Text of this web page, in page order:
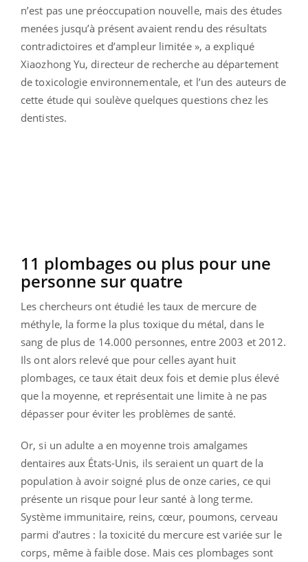
n’est pas une préoccupation nouvelle, mais des études
menées jusqu’à présent avaient rendu des résultats
contradictoires et d’ampleur limitée », a expliqué
Xiaozhong Yu, directeur de recherche au département
de toxicologie environnementale, et l’un des auteurs de
cette étude qui soulève quelques questions chez les
dentistes.
11 plombages ou plus pour une
personne sur quatre
Les chercheurs ont étudié les taux de mercure de
méthyle, la forme la plus toxique du métal, dans le
sang de plus de 14.000 personnes, entre 2003 et 2012.
Ils ont alors relevé que pour celles ayant huit
plombages, ce taux était deux fois et demie plus élevé
que la moyenne, et représentait une limite à ne pas
dépasser pour éviter les problèmes de santé.
Or, si un adulte a en moyenne trois amalgames
dentaires aux États-Unis, ils seraient un quart de la
population à avoir soigné plus de onze caries, ce qui
présente un risque pour leur santé à long terme.
Système immunitaire, reins, cœur, poumons, cerveau
parmi d’autres : la toxicité du mercure est variée sur le
corps, même à faible dose. Mais ces plombages sont